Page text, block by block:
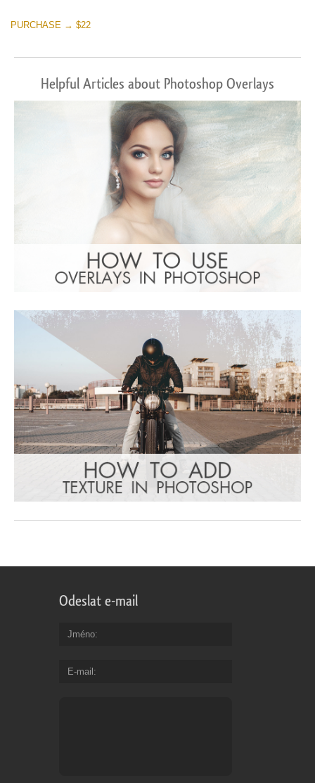
PURCHASE → $22
Helpful Articles about Photoshop Overlays
Odeslat e-mail
Jméno
E-mail